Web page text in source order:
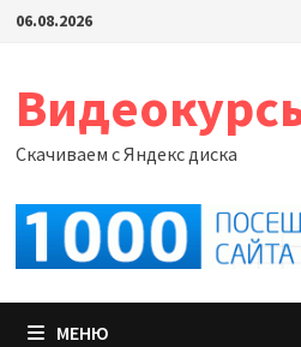
Перейти
06.08.2026
Скачиваем с Яндекс диска
МЕНЮ